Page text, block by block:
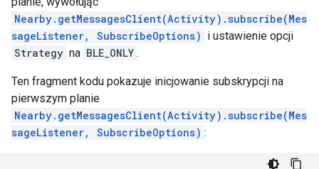
Nearby.getMessagesClient(Activity).subscribe(Mes
sageListener, SubscribeOptions) i ustawienie opcji
Strategy na BLE_ONLY .
Ten fragment kodu pokazuje inicjowanie subskrypcji na
pierwszym planie
Nearby.getMessagesClient(Activity).subscribe(Mes
sageListener, SubscribeOptions) :